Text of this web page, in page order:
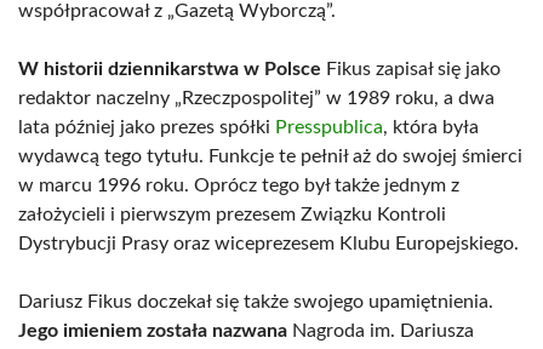
współpracował z „Gazetą Wyborczą”.
W historii dziennikarstwa w Polsce Fikus zapisał się jako
redaktor naczelny „Rzeczpospolitej” w 1989 roku, a dwa
lata później jako prezes spółki Presspublica, która była
wydawcą tego tytułu. Funkcje te pełnił aż do swojej śmierci
w marcu 1996 roku. Oprócz tego był także jednym z
założycieli i pierwszym prezesem Związku Kontroli
Dystrybucji Prasy oraz wiceprezesem Klubu Europejskiego.
Dariusz Fikus doczekał się także swojego upamiętnienia.
Jego imieniem została nazwana Nagroda im. Dariusza